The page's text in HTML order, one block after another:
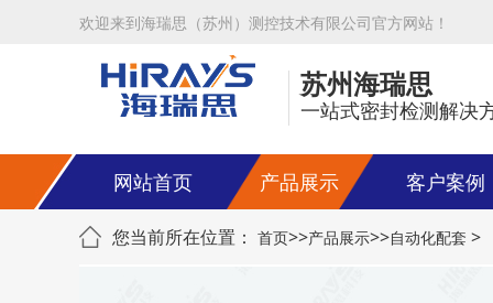
欢迎来到海瑞思（苏州）测控技术有限公司官方网站！
苏州海瑞思
一站式密封检测解决
网站首页 产品展示 客户案例
您当前所在位置： 首页>>产品展示>>自动化配套 >